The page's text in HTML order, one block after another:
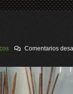
Comentarios